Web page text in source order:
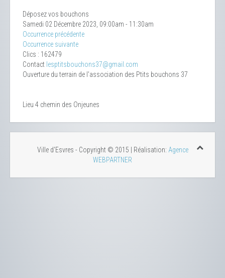
Déposez vos bouchons
Samedi 02 Décembre 2023, 09:00am - 11:30am
Occurrence précédente
Occurrence suivante
Clics : 162479
Contact lesptitsbouchons37@gmail.com
Ouverture du terrain de l'association des Ptits bouchons 37
Lieu 4 chemin des Onjeunes
Ville d'Esvres - Copyright © 2015 | Réalisation: Agence
WEBPARTNER